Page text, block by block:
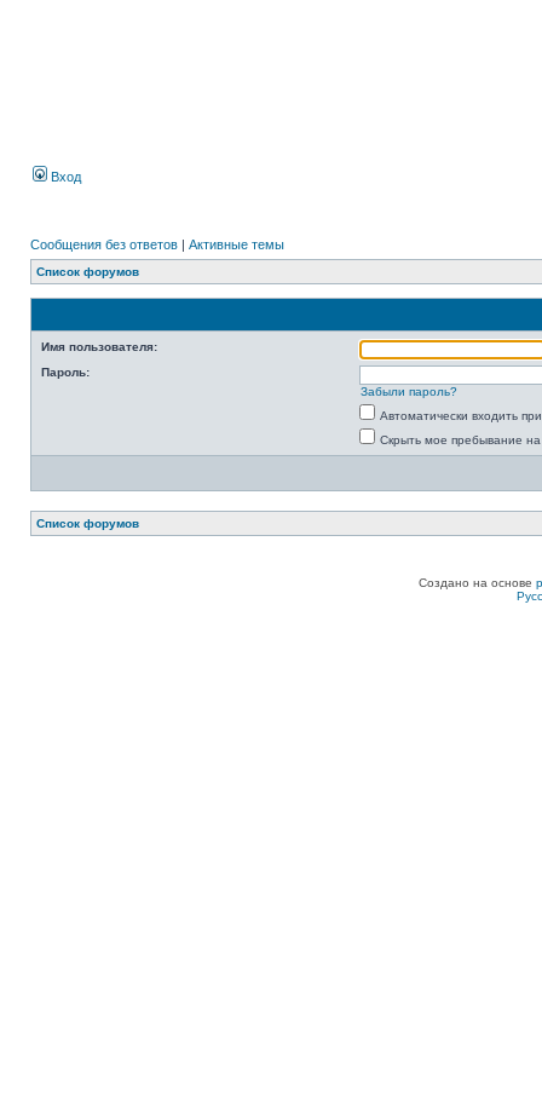
Вход
Сообщения без ответов | Активные темы
Список форумов
Имя пользователя:
Пароль:
Забыли пароль?
Автоматически входить
Скрыть мое пребывание
Список форумов
Создано на основе